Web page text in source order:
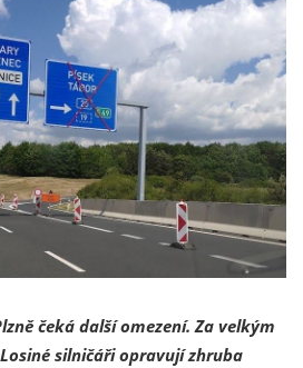
čeká další omezení. Za velkým
silničáři opravují zhruba